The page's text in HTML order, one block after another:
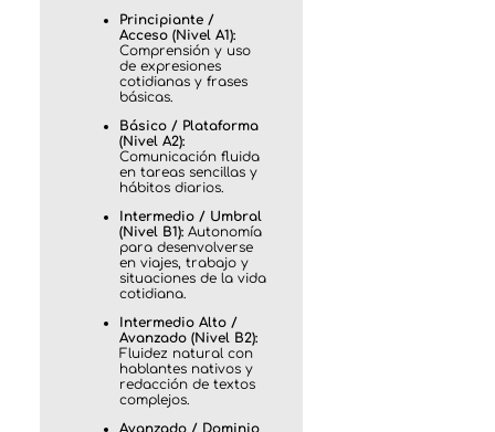
Principiante /
Acceso (Nivel A1):
Comprensión y uso
de expresiones
cotidianas y frases
básicas.
Básico / Plataforma
(Nivel A2):
Comunicación fluida
en tareas sencillas y
hábitos diarios.
Intermedio / Umbral
(Nivel B1):Autonomía
para desenvolverse
en viajes, trabajo y
situaciones de la vida
cotidiana.
Intermedio Alto /
Avanzado (Nivel B2):
Fluidez natural con
hablantes nativos y
redacción de textos
complejos.
Avanzado / Dominio